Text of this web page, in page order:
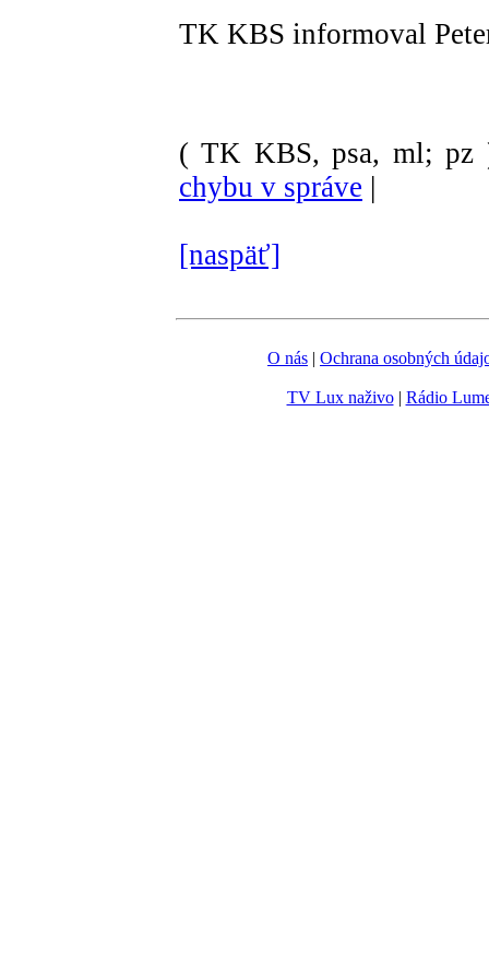
TK KBS informoval
( TK KBS, psa, ml; pz
chybu v správe |
[naspäť]
O nás | Ochrana osobných
TV Lux naživo| Rádio